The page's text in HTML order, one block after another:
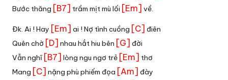
Bước thăng [B7] trầm mịt mù lối [Em] về.
Đk. Ai ! Hay [Em] ai ! Nợ tình cuồng [C] điên
Quên chờ [D] nhau hắt hiu bên [G] đời
Vẫn nghĩ [B7] lòng ngu ngơ trẻ [Em] thơ
Mang [C] nặng phù phiếm đọa [Am] đày